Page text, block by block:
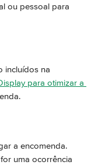
ou pessoal para
incluídos na
para otimizar a
a encomenda.
uma ocorrência